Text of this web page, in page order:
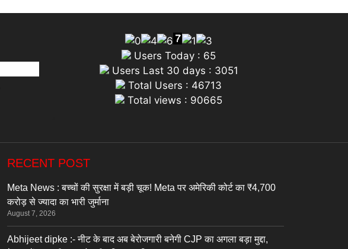
Users Today : 65
Users Last 30 days : 3051
Total Users : 46713
Total views : 90665
RECENT POST
Meta News : बच्चों की सुरक्षा में बड़ी चूक! Meta पर अमेरिकी कोर्ट का ₹4,700
करोड़ से ज्यादा का भारी जुर्माना
August 7, 2026
Abhijeet dipke :- नीट के बाद अब बेरोजगारी बनेगी CJP का अगला बड़ा मुद्दा,